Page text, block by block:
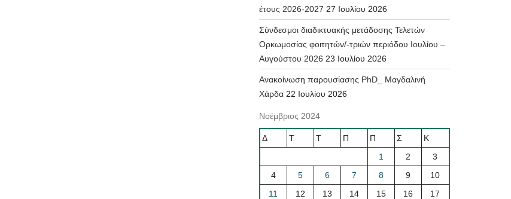
έτους 2026-2027 27 Ιουλίου 2026
Σύνδεσμοι διαδικτυακής μετάδοσης Τελετών
Ορκωμοσίας φοιτητών/-τριών περιόδου Ιουλίου –
Αυγούστου 2026 23 Ιουλίου 2026
Ανακοίνωση παρουσίασης PhD_ Μαγδαλινή
Χάρδα 22 Ιουλίου 2026
Νοέμβριος 2024
Δ Τ Τ Π Π Σ
Κ
1
2
3
4
5 6 7 8 9
10
11
12 13 14 15 16
17